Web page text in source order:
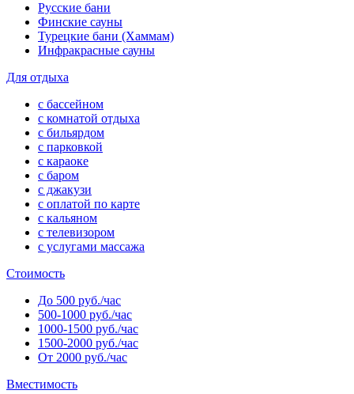
Русские бани
Финские сауны
Турецкие бани (Хаммам)
Инфракрасные сауны
Для отдыха
с бассейном
с комнатой отдыха
с бильярдом
с парковкой
с караоке
с баром
с джакузи
с оплатой по карте
с кальяном
с телевизором
с услугами массажа
Стоимость
До 500 руб./час
500-1000 руб./час
1000-1500 руб./час
1500-2000 руб./час
От 2000 руб./час
Вместимость